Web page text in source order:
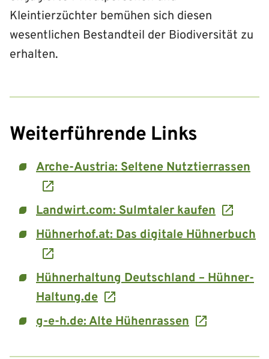
Kleintierzüchter bemühen sich diesen
wesentlichen Bestandteil der Biodiversität zu
erhalten.
Weiterführende Links
Arche-Austria: Seltene Nutztierrassen
Landwirt.com: Sulmtaler kaufen
Hühnerhof.at: Das digitale Hühnerbuch
Hühnerhaltung Deutschland – Hühner-
Haltung.de
g-e-h.de: Alte Hühenrassen